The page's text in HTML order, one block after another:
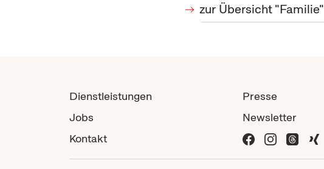
zur Übersicht "Familie"
Dienstleistungen
Jobs
Kontakt
Presse
Newsletter